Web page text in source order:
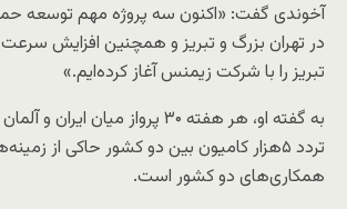
آخوندی گفت: «اکنون سه پروژه مهم توسعه
در تهران بزرگ و تبریز و همچنین افزایش
تبریز را با شرکت زیمنس آغاز کرده‌ایم.»
به گفته او، هر هفته ۳۰ پرواز میان
تردد ۵هزار کامیون بین دو کشور حاکی از
همکاری‌های دو کشور است.